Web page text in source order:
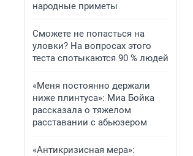
народные приметы
Сможете не попасться на
уловки? На вопросах этого
теста спотыкаются 90 % людей
«Меня постоянно держали
ниже плинтуса»: Миа Бойка
рассказала о тяжелом
расставании с абьюзером
«Антикризисная мера»: